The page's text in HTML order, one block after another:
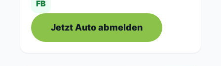
FB
Jetzt Auto abmelden